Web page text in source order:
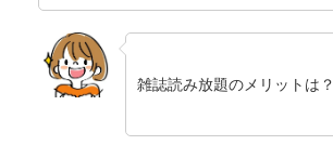
雑誌読み放題のメリットは？